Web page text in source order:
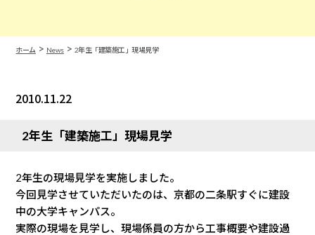
ホーム > News> 2年生「建築施工」現場見学
2010.11.22
2年生「建築施工」現場見学
2年生の現場見学を実施しました。
今回見学させていただいたのは、京都の二条駅すぐに建設
中の大学キャンパス。
実際の現場を見学し、現場係員の方から工事概要や建設過